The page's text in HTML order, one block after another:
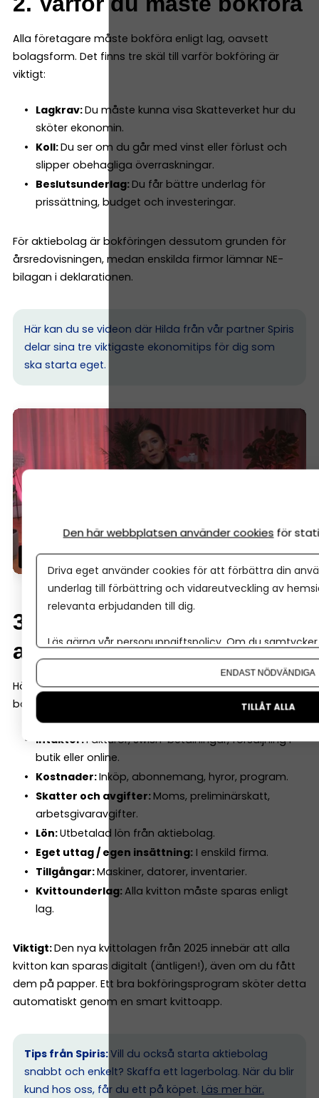
Alla företagare måste bokföra enligt lag, oavsett
bolagsform. Det finns tre skäl till varför bokföring är
viktigt:
Lagkrav:Du måste kunna visa Skatteverket hur du
sköter ekonomin.
Koll:Du ser om du går med vinst eller förlust och
slipper obehagliga överraskningar.
Beslutsunderlag: Du får bättre underlag för
prissättning, budget och investeringar.
För aktiebolag är bokföringen dessutom grunden för
årsredovisningen, medan enskilda firmor lämnar NE-
bilagan i deklarationen.
Här kan du se videon där Hilda från vår partner Spiris
delar sina tre viktigaste ekonomitips för dig som
ska starta eget.
3. Detta måste bokföras –
alltid
Här är de vanligaste sakerna nya företagare behöver
bokföra:
Intäkter:Fakturor, Swish-betalningar, försäljning i
butik eller online.
Kostnader:Inköp, abonnemang, hyror, program.
Skatter och avgifter: Moms, preliminärskatt,
arbetsgivaravgifter.
Lön:Utbetalad lön från aktiebolag.
Eget uttag / egen insättning:I enskild firma.
Tillgångar:Maskiner, datorer, inventarier.
Kvittounderlag:Alla kvitton måste sparas enligt
lag.
Viktigt:Den nya kvittolagen från 2025 innebär att alla
kvitton kan sparas digitalt (äntligen!), även om du fått
dem på papper. Ett bra bokföringsprogram sköter detta
automatiskt genom en smart kvittoapp.
Tips från Spiris:Vill du också starta aktiebolag
snabbt och enkelt? Skaffa ett lagerbolag. När du blir
kund hos oss, får du ett på köpet. Läs mer här.
Den här webbplatsen använder cookies för
Driva eget använder cookies för att förbättra din
underlag till förbättring och vidareutveckling av
relevanta erbjudanden till dig.
Läs gärna vår personuppgiftspolicy. Om du
Om du vill ändra ditt val i efterhand hittar du den
ENDAST NÖDVÄNDIGA
TILLÅT ALLA